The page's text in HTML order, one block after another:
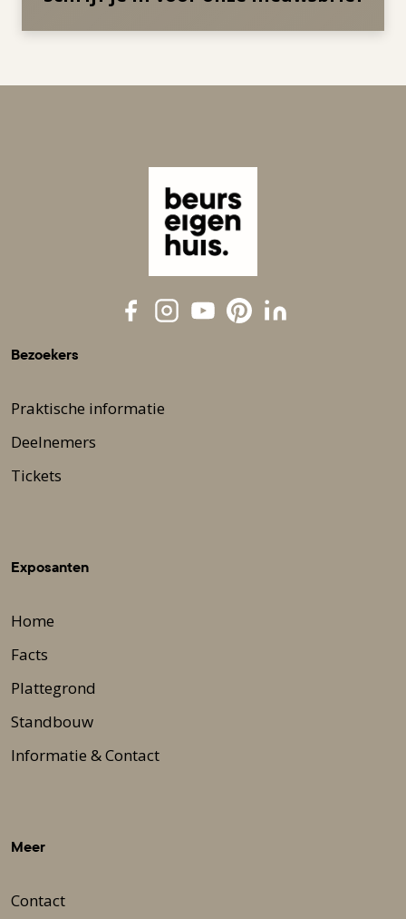
Bezoekers
Praktische informatie
Deelnemers
Tickets
Exposanten
Home
Facts
Plattegrond
Standbouw
Informatie & Contact
Meer
Contact